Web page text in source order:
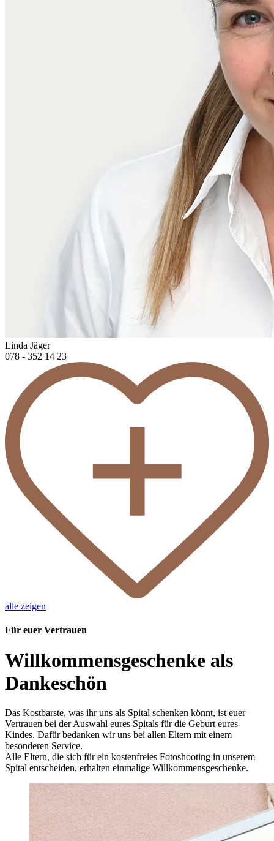
Linda Jäger
078 - 352 14 23
alle zeigen
Für euer Vertrauen
Willkommensgeschenke als
Dankeschön
Das Kostbarste, was ihr uns als Spital schenken könnt, ist euer
Vertrauen bei der Auswahl eures Spitals für die Geburt eures
Kindes. Dafür bedanken wir uns bei allen Eltern mit einem
besonderen Service.
Alle Eltern, die sich für ein kostenfreies Fotoshooting in unserem
Spital entscheiden, erhalten einmalige Willkommensgeschenke.